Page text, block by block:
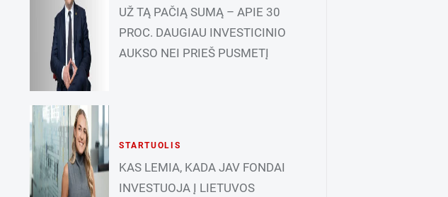
UŽ TĄ PAČIĄ SUMĄ – APIE 30
PROC. DAUGIAU INVESTICINIO
AUKSO NEI PRIEŠ PUSMETĮ
STARTUOLIS
KAS LEMIA, KADA JAV FONDAI
INVESTUOJA Į LIETUVOS